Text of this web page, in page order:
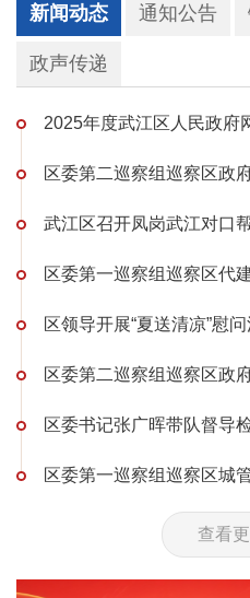
新闻动态 通知公告
政声传递
2025年度武江区人民政府网站
区委第二巡察组巡察区政府办公室党组、区机关事务服
武江区召开凤岗武江对口帮扶协作工
区委第一巡察组巡察区代建中心情
区领导开展“夏送清凉”慰
区委第二巡察组巡察区政府办公室党组、区机关事务服
区委书记张广晖带队督导检查矿山
区委第一巡察组巡察区城管和执法局
查看